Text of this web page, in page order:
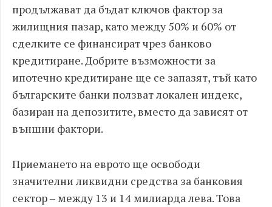
продължават да бъдат ключов фактор за
жилищния пазар, като между 50% и 60% от
сделките се финансират чрез банково
кредитиране. Добрите възможности за
ипотечно кредитиране ще се запазят, тъй като
българските банки ползват локален индекс,
базиран на депозитите, вместо да зависят от
външни фактори.
Приемането на еврото ще освободи
значителни ликвидни средства за банковия
сектор – между 13 и 14 милиарда лева. Това